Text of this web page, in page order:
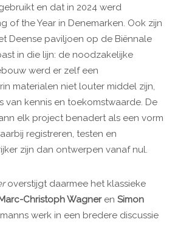
en dat in 2024 werd
of the Year in Denemarken. Ook zijn
Deense paviljoen op de Biënnale
in die lijn: de noodzakelijke
werd er zelf een
materialen niet louter middel zijn,
van kennis en toekomstwaarde. De
elk project benadert als een vorm
registreren, testen en
zijn dan ontwerpen vanaf nul.
overstijgt daarmee het klassieke
Marc-Christoph Wagneren Simon
werk in een bredere discussie